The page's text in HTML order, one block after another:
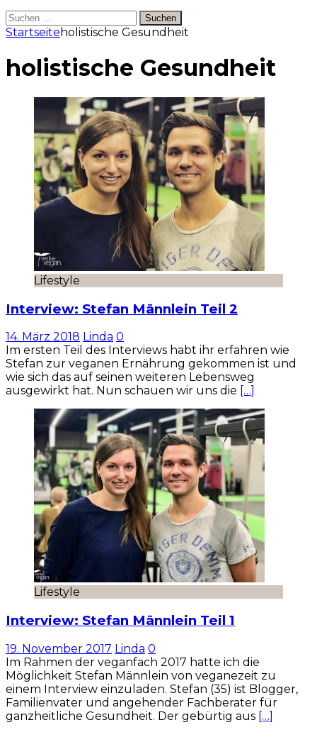
Suchen
nach:
Startseite holistische Gesundheit
holistische Gesundheit
Lifestyle
Interview: Stefan Männlein Teil 2
14. März 2018 Linda 0
Im ersten Teil des Interviews habt ihr erfahren wie
Stefan zur veganen Ernährung gekommen ist und
wie sich das auf seinen weiteren Lebensweg
ausgewirkt hat. Nun schauen wir uns die […]
Lifestyle
Interview: Stefan Männlein Teil 1
19. November 2017 Linda 0
Im Rahmen der veganfach 2017 hatte ich die
Möglichkeit Stefan Männlein von veganezeit zu
einem Interview einzuladen. Stefan (35) ist Blogger,
Familienvater und angehender Fachberater für
ganzheitliche Gesundheit. Der gebürtig aus […]